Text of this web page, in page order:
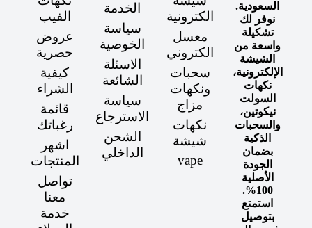
نوفر لك
تشكيلة
واسعة من
الشيشة
الإلكترونية،
نكهات
السولت
نيكوتين،
والسحبات
الذكية
بضمان
الجودة
الأصلية
100%.
استمتع
بتوصيل
فوري إلى
الكترونية
معسل
الكتروني
سحبات
ونكهات
مزاج
نكهات
شيشة
vape
سياسة
الخوصية
الاسئلة
الشائعة
سياسة
الاسترجاع
الشحن
الداخلي
الفيب
عروض
حصرية
كيفية
الشراء
قائمة
رغباتك
اشهر
المنتجات
تواصل
معنا
خدمة
العملاء